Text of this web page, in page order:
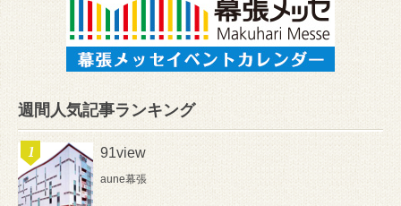
週間人気記事ランキング
91view
aune幕張